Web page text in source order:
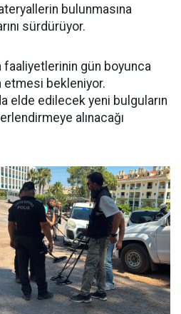
bulunmasına
sürdürüyor.
gün boyunca
etmesi bekleniyor.
elde edilecek yeni bulguların
alınacağı